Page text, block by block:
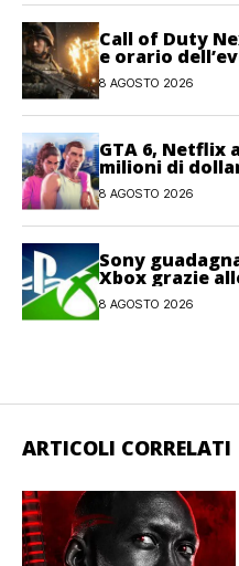
Call of Duty
e orario
Warfare 4
8 AGOSTO 2026
GTA 6, Netflix
milioni di
gioco
8 AGOSTO 2026
Sony
Xbox grazie
8 AGOSTO 2026
ARTICOLI CORRELATI